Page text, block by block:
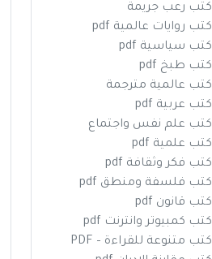
كتب رعب جريمة
كتب روايات عالمية pdf
كتب سياسية pdf
كتب طبخ pdf
كتب عالمية مترجمة
كتب عربية pdf
كتب علم نفس واجتماع
كتب علمية pdf
كتب فكر وثقافة pdf
كتب فلسفة ومنطق pdf
كتب قانون pdf
كتب كمبيوتر وانترنت pdf
كتب متنوعة للقراءة – PDF